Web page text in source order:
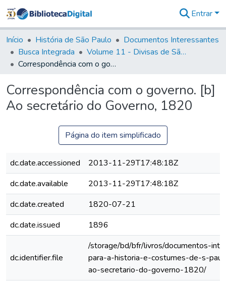
&
Coleções
Tudo na
Biblioteca
Estatísticas
Entrar
Início História de São Paulo
Documentos Interessantes
Busca Integrada
Volume 11 - Divisas de São Paulo e Minas Gerais
Correspondência com o governo. [b] Ao secretário do Governo, 1820
Correspondência com o governo. [b]
Ao secretário do Governo, 1820
Página do item simplificado
dc.date.accessioned
2013-11-29T17:48:18Z
dc.date.available
2013-11-29T17:48:18Z
dc.date.created
1820-07-21
dc.date.issued
1896
dc.identifier.file
/storage/bd/bfr/livros/documentos-
para-a-historia-e-costumes-de-s-
ao-secretario-do-governo-1820/